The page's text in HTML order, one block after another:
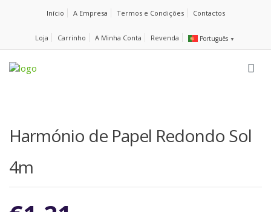
Início A Empresa Termos e Condições Contactos
Loja Carrinho A Minha Conta Revenda Português ▼
Harmónio de Papel Redondo Sol
4m